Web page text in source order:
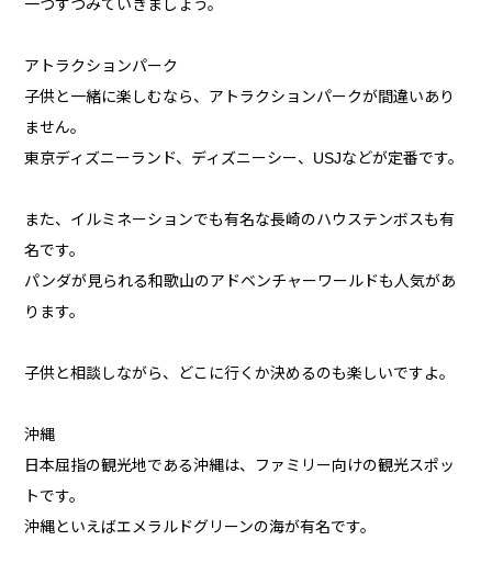
一つずつみていきましょう。
アトラクションパーク
子供と一緒に楽しむなら、アトラクションパークが間違いあり
ません。
東京ディズニーランド、ディズニーシー、USJなどが定番です。
また、イルミネーションでも有名な長崎のハウステンボスも有
名です。
パンダが見られる和歌山のアドベンチャーワールドも人気があ
ります。
子供と相談しながら、どこに行くか決めるのも楽しいですよ。
沖縄
日本屈指の観光地である沖縄は、ファミリー向けの観光スポッ
トです。
沖縄といえばエメラルドグリーンの海が有名です。